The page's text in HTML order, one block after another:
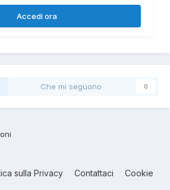
Accedi ora
Che mi seguono 0
sulla Privacy Contattaci Cookie